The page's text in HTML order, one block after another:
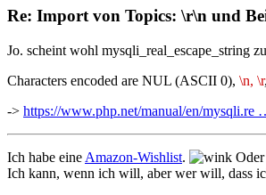
Re: Import von Topics: \r\n und
Jo. scheint wohl mysqli_real_escape_string
Characters encoded are NUL (ASCII 0), \n, \r
-> https://www.php.net/manual/en/mysqli.re
Ich habe eine Amazon-Wishlist. Oder
Ich kann, wenn ich will, aber wer will, dass